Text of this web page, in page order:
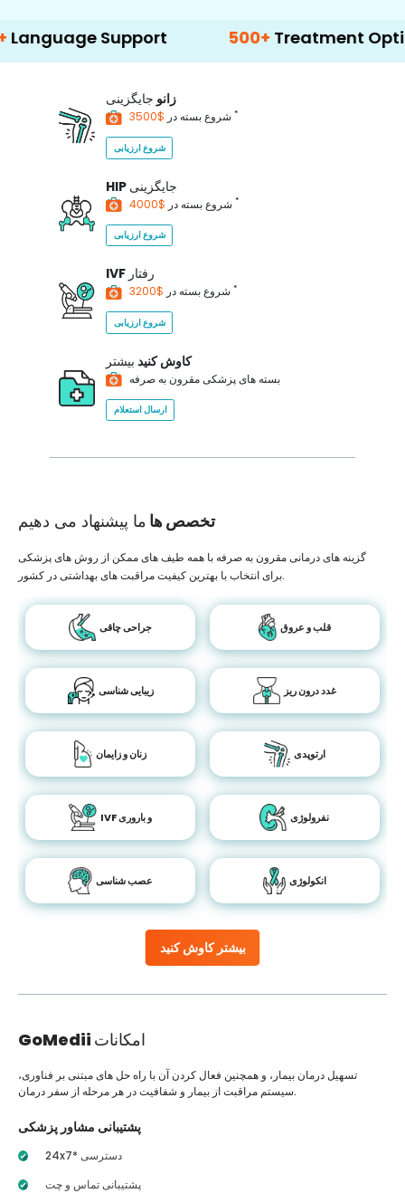
Support 500+ Treatment Options
زانو جایگزینی
شروع بسته در *
شروع ارزیابی
HIP جایگزینی
شروع بسته در *
شروع ارزیابی
IVF رفتار
شروع بسته در *
شروع ارزیابی
کاوش کنید بیشتر
بسته های پزشکی مقرون به صرفه
ارسال استعلام
تخصص ها ما پیشنهاد می دهیم
بیشتر کاوش کنید
گزینه های درمانی مقرون به صرفه با همه طیف های ممکن از روش های پزشکی
برای انتخاب با بهترین کیفیت مراقبت های بهداشتی در کشور.
جراحی چاقی قلب و عروق
زیبایی شناسی غدد درون ریز
زنان و زایمان ارتوپدی
IVF و باروری نفرولوژی
عصب شناسی انکولوژی
GoMedii امکانات
تسهیل درمان بیمار، و همچنین فعال کردن آن با راه حل های مبتنی بر فناوری،
سیستم مراقبت از بیمار و شفافیت در هر مرحله از سفر درمان.
پشتیبانی مشاور پزشکی
24x7* دسترسی
پشتیبانی تماس و چت